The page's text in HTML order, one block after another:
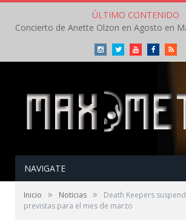
ÚLTIMO CONTENIDO
InstagramTwitterYoutubeFacebookRSS
NAVIGATE
Inicio » Noticias »
Death Keepers
previstas para el mes de marzo